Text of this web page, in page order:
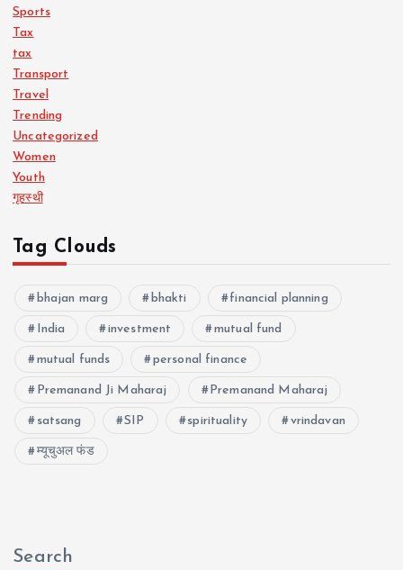
Sports
Tax
tax
Transport
Travel
Trending
Uncategorized
Women
Youth
गृहस्थी
Tag Clouds
bhajan marg bhakti financial planning
India investment mutual fund
mutual funds personal finance
Premanand Ji Maharaj Premanand Maharaj
satsang SIP spirituality vrindavan
म्यूचुअल फंड
Search